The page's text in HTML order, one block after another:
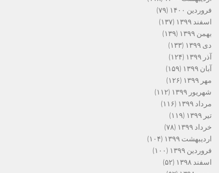
فروردین ۱۴۰۰
(۷۹)
اسفند ۱۳۹۹
(۱۳۷)
بهمن ۱۳۹۹
(۱۳۹)
دی ۱۳۹۹
(۱۳۳)
آذر ۱۳۹۹
(۱۲۴)
آبان ۱۳۹۹
(۱۵۹)
مهر ۱۳۹۹
(۱۲۶)
شهریور ۱۳۹۹
(۱۱۲)
مرداد ۱۳۹۹
(۱۱۶)
تیر ۱۳۹۹
(۱۱۹)
خرداد ۱۳۹۹
(۷۸)
اردیبهشت ۱۳۹۹
(۱۰۴)
فروردین ۱۳۹۹
(۱۰۰)
اسفند ۱۳۹۸
(۵۲)